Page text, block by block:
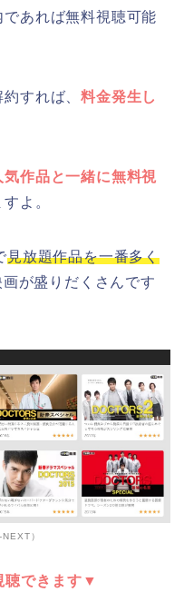
であれば無料視聴可能
約すれば、料金発生し
作品と一緒に無料視
よ。
見放題作品を一番多く
が盛りだくさんです
）
聴できます▼